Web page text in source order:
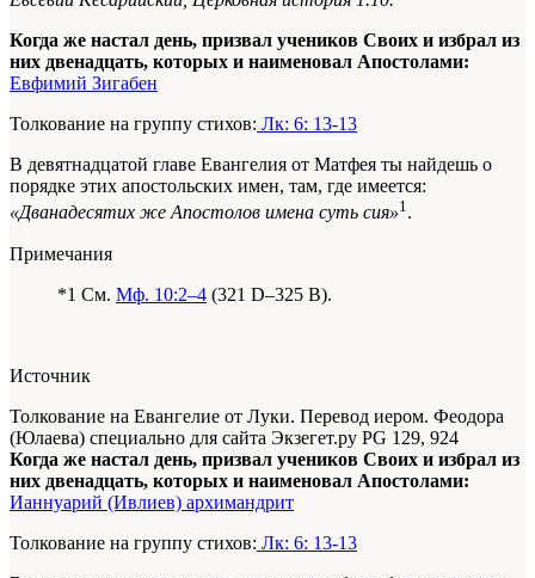
Когда же настал день, призвал учеников Своих и избрал из
них двенадцать, которых и наименовал Апостолами:
Евфимий Зигабен
Толкование на группу стихов: Лк: 6: 13-13
В девятнадцатой главе Евангелия от Матфея ты найдешь о
порядке этих апостольских имен, там, где имеется:
«Дванадесятих же Апостолов имена суть сия»1.
Примечания
*1 См. Мф. 10:2–4 (321 D–325 B).
Источник
Толкование на Евангелие от Луки. Перевод иером. Феодора
(Юлаева) специально для сайта Экзегет.ру PG 129, 924
Когда же настал день, призвал учеников Своих и избрал из
них двенадцать, которых и наименовал Апостолами:
Ианнуарий (Ивлиев) архимандрит
Толкование на группу стихов: Лк: 6: 13-13